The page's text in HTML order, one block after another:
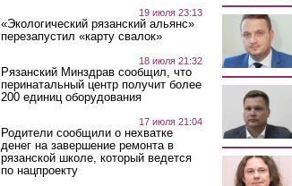
19 июля 23:13
«Экологический рязанский альянс»
перезапустил «карту свалок»
18 июля 21:32
Рязанский Минздрав сообщил, что
перинатальный центр получит более
200 единиц оборудования
17 июля 21:04
Родители сообщили о нехватке
денег на завершение ремонта в
рязанской школе, который ведется
по нацпроекту